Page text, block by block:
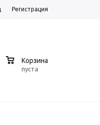
Регистрация
Корзина
пуста